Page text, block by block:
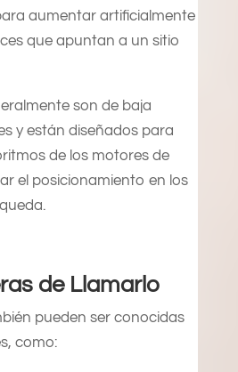
aumentar artificialmente
que apuntan a un sitio
son de baja
y están diseñados para
de los motores de
el posicionamiento en los
de Llamarlo
pueden ser conocidas
como: